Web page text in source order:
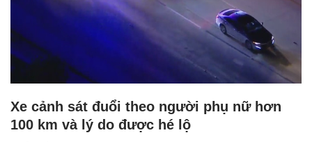
Xe cảnh sát đuổi theo người phụ nữ hơn
100 km và lý do được hé lộ